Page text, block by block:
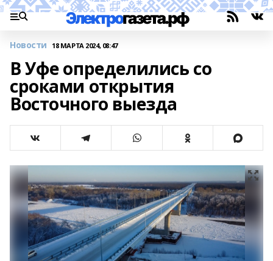
Новости 18 МАРТА 2024, 08:47
В Уфе определились со
сроками открытия
Восточного выезда